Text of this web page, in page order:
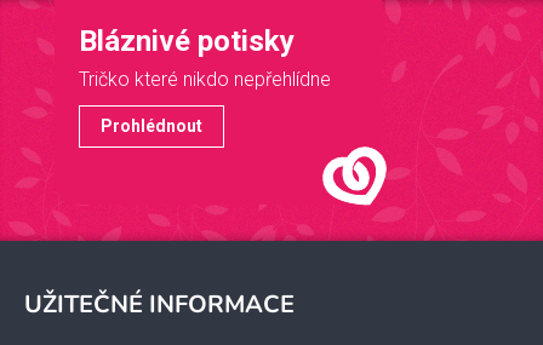
Bláznivé potisky
Tričko které nikdo nepřehlídne
Prohlédnout
UŽITEČNÉ INFORMACE